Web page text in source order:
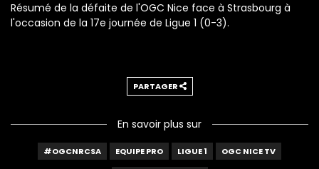
Résumé de la défaite de l'OGC Nice face à Strasbourg à
l'occasion de la 17e journée de Ligue 1 (0-3).
PARTAGER
En savoir plus sur
#OGCNRCSA EQUIPE PRO LIGUE 1 OGC NICE TV